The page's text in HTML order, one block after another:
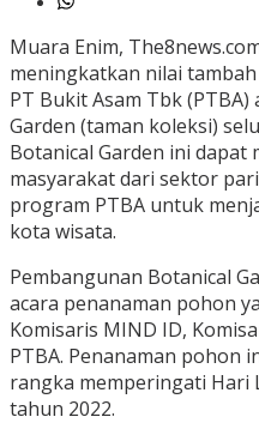
Muara Enim,
meningkatkan nilai
PT Bukit Asam Tbk
Garden (taman koleksi)
Botanical Garden ini
masyarakat dari sektor
program PTBA untuk
kota wisata.
Pembangunan Botanical
acara penanaman pohon
Komisaris MIND ID,
PTBA. Penanaman pohon
rangka memperingati Hari
tahun 2022.